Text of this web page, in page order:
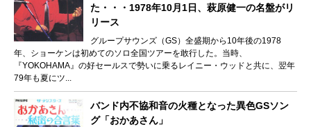
た・・・1978年10月1日、萩原健一の名盤がリ
リース
グループサウンズ（GS）全盛期から10年後の1978
年、ショーケンは初めてのソロ全国ツアーを敢行した。当時、
『YOKOHAMA』の好セールスで勢いに乗るレイニー・ウッドと共に、翌年
79年も夏にツ...
バンド内不協和音の火種となった異色GSソン
グ「おかあさん」